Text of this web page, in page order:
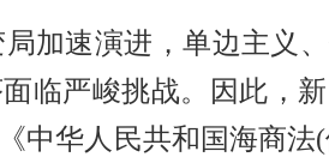
加速演进，单边主义
临严峻挑战。因此，
中华人民共和国海商法